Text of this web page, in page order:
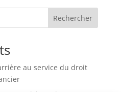
Rechercher
au service du droit